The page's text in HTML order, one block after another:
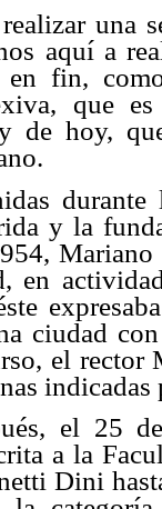
una
aquí a
fin,
que
de hoy,
y la
en
ciudad
el
indicadas
el 25
a la
Dini